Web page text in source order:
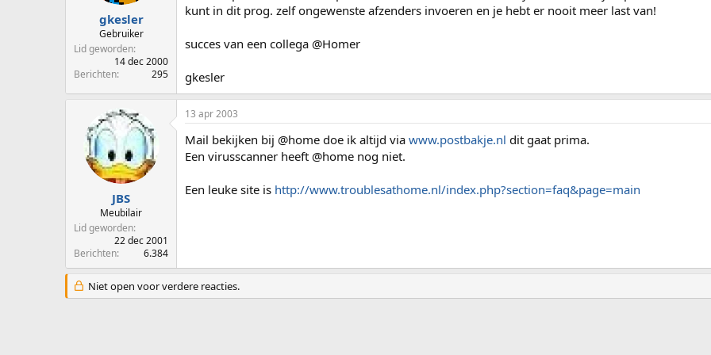
gkesler
Gebruiker
Lid geworden
14 dec 2000
Berichten
295
kunt in dit prog. zelf ongewenste afzenders invoeren en je hebt er nooit meer last van!
succes van een collega @Homer
gkesler
JBS
Meubilair
Lid geworden
22 dec 2001
Berichten
6.384
13 apr 2003
Mail bekijken bij @home doe ik altijd via www.postbakje.nl dit gaat prima.
Een virusscanner heeft @home nog niet.
Een leuke site is http://www.troublesathome.nl/index.php?section=faq&page=main
Niet open voor verdere reacties.